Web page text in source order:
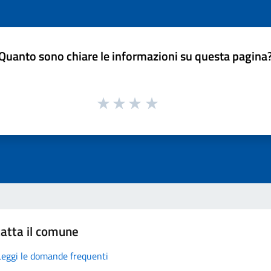
sono chiare le informazioni su questa
il comune
le domande frequenti